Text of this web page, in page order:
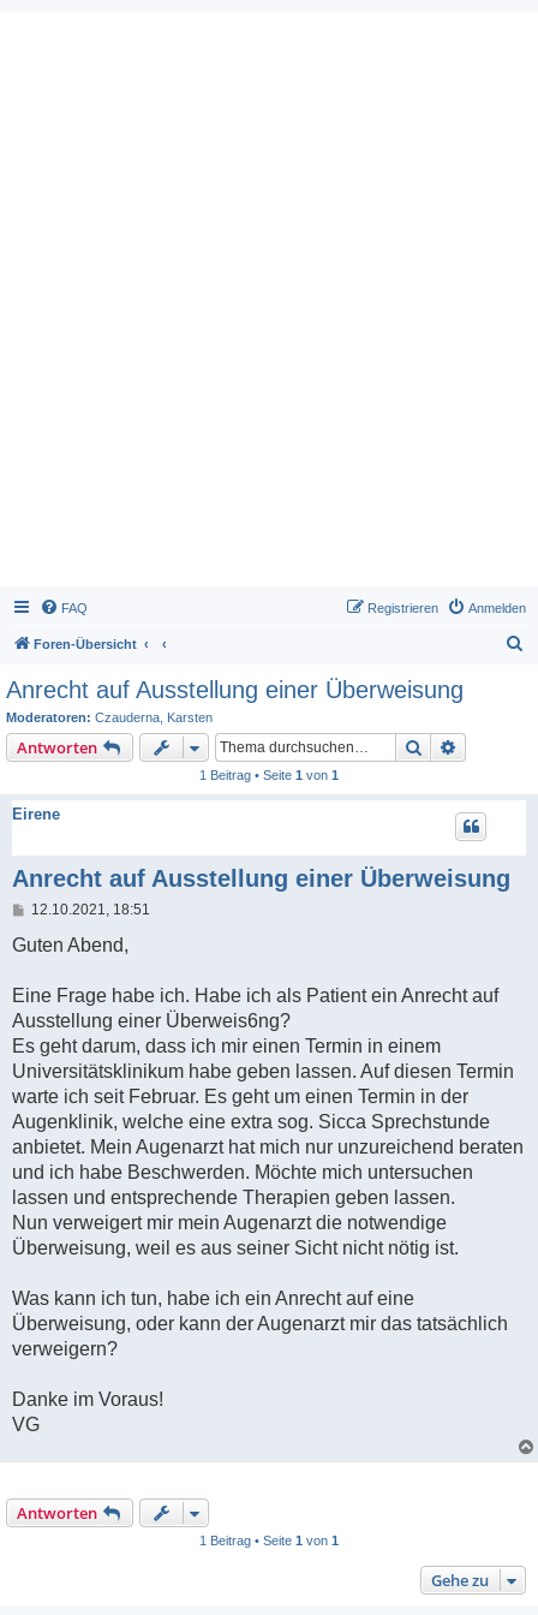
FAQ Anmelden
Registrieren
Foren-Übersicht
Anrecht auf Ausstellung einer Überweisung
Moderatoren: Czauderna Karsten
Antworten Suche
1 Beitrag • Seite 1 von 1
Eirene
Anrecht auf Ausstellung einer Überweisung
B
i
a
12.10.2021, 18:51
Guten Abend,
Eine Frage habe ich. Habe ich als Patient ein Anrecht auf
Ausstellung einer Überweis6ng?
Es geht darum, dass ich mir einen Termin in einem
Universitätsklinikum habe geben lassen. Auf diesen Termin
warte ich seit Februar. Es geht um einen Termin in der
Augenklinik, welche eine extra sog. Sicca Sprechstunde
anbietet. Mein Augenarzt hat mich nur unzureichend beraten
und ich habe Beschwerden. Möchte mich untersuchen
lassen und entsprechende Therapien geben lassen.
Nun verweigert mir mein Augenarzt die notwendige
Überweisung, weil es aus seiner Sicht nicht nötig ist.
Was kann ich tun, habe ich ein Anrecht auf eine
Überweisung, oder kann der Augenarzt mir das tatsächlich
verweigern?
Danke im Voraus!
VG
Antworten
1 Beitrag • Seite 1 von 1
Gehe zu